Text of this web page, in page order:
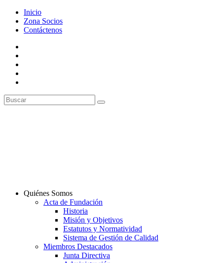
Inicio
Zona Socios
Contáctenos
Quiénes Somos
Acta de Fundación
Historia
Misión y Objetivos
Estatutos y Normatividad
Sistema de Gestión de Calidad
Miembros Destacados
Junta Directiva